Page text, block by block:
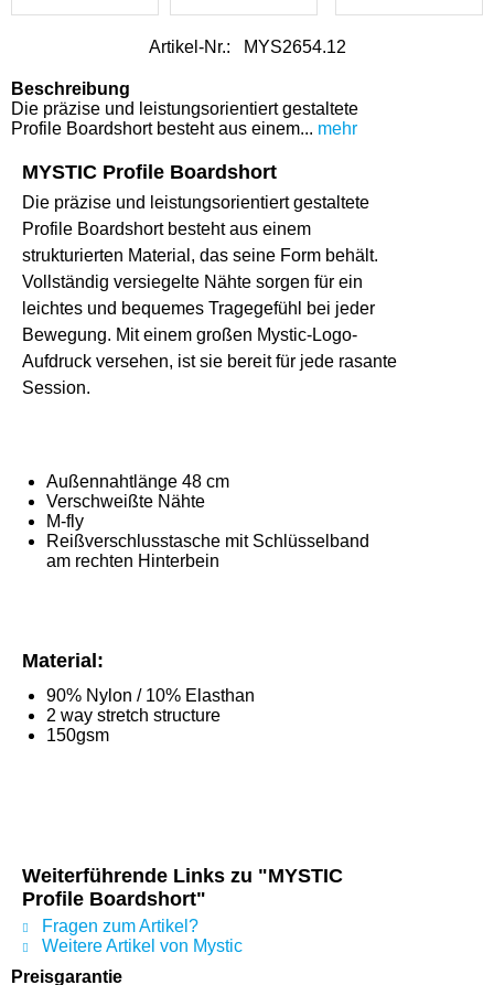
Artikel-Nr.: MYS2654.12
Beschreibung
Die präzise und leistungsorientiert gestaltete
Profile Boardshort besteht aus einem... mehr
MYSTIC Profile Boardshort
Die präzise und leistungsorientiert gestaltete
Profile Boardshort besteht aus einem
strukturierten Material, das seine Form behält.
Vollständig versiegelte Nähte sorgen für ein
leichtes und bequemes Tragegefühl bei jeder
Bewegung. Mit einem großen Mystic-Logo-
Aufdruck versehen, ist sie bereit für jede rasante
Session.
Außennahtlänge 48 cm
Verschweißte Nähte
M-fly
Reißverschlusstasche mit Schlüsselband
am rechten Hinterbein
Material:
90% Nylon / 10% Elasthan
2 way stretch structure
150gsm
Weiterführende Links zu "MYSTIC
Profile Boardshort"
Fragen zum Artikel?
Weitere Artikel von Mystic
Preisgarantie